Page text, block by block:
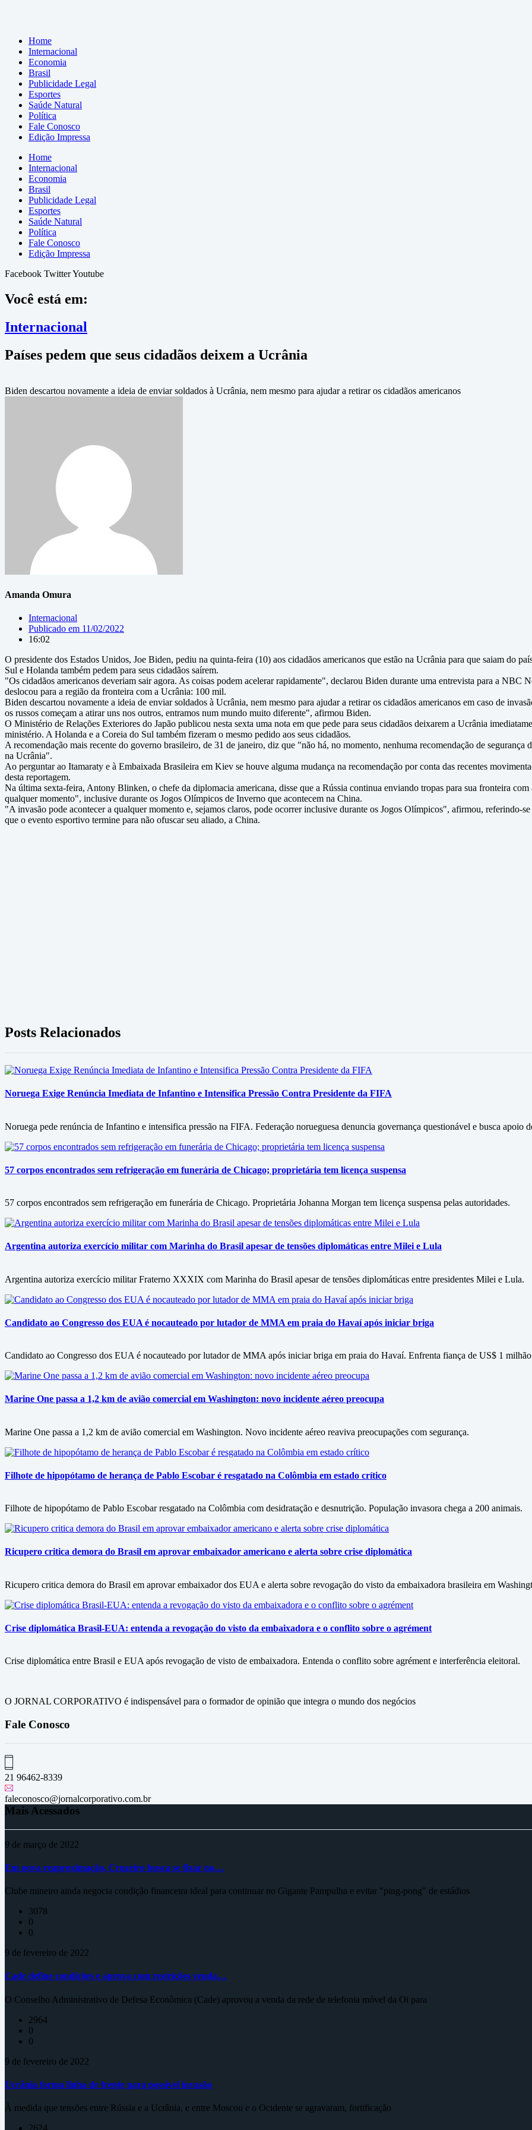
Home
Internacional
Economia
Brasil
Publicidade Legal
Esportes
Saúde Natural
Política
Fale Conosco
Edição Impressa
Home
Internacional
Economia
Brasil
Publicidade Legal
Esportes
Saúde Natural
Política
Fale Conosco
Edição Impressa
Facebook TwitterYoutube
Você está em:
Internacional
Países pedem que seus cidadãos deixem a Ucrânia
Biden descartou novamente a ideia de enviar soldados à Ucrânia, nem mesmo para ajudar a retirar os cidadãos americanos
Amanda Omura
Internacional
Publicado em 11/02/2022
16:02
O presidente dos Estados Unidos, Joe Biden, pediu na quinta-feira (10) aos cidadãos americanos que estão na Ucrânia para que saiam do
Sul e Holanda também pedem para seus cidadãos saírem.
"Os cidadãos americanos deveriam sair agora. As coisas podem acelerar rapidamente", declarou Biden durante uma entrevista para a NBC
deslocou para a região da fronteira com a Ucrânia: 100 mil.
Biden descartou novamente a ideia de enviar soldados à Ucrânia, nem mesmo para ajudar a retirar os cidadãos americanos em caso de
os russos começam a atirar uns nos outros, entramos num mundo muito diferente", afirmou Biden.
O Ministério de Relações Exteriores do Japão publicou nesta sexta uma nota em que pede para seus cidadãos deixarem a Ucrânia
ministério. A Holanda e a Coreia do Sul também fizeram o mesmo pedido aos seus cidadãos.
A recomendação mais recente do governo brasileiro, de 31 de janeiro, diz que "não há, no momento, nenhuma recomendação de segurança
na Ucrânia".
Ao perguntar ao Itamaraty e à Embaixada Brasileira em Kiev se houve alguma mudança na recomendação por conta das recentes
desta reportagem.
Na última sexta-feira, Antony Blinken, o chefe da diplomacia americana, disse que a Rússia continua enviando tropas para sua fronteira
qualquer momento", inclusive durante os Jogos Olímpicos de Inverno que acontecem na China.
"A invasão pode acontecer a qualquer momento e, sejamos claros, pode ocorrer inclusive durante os Jogos Olímpicos", afirmou, referindo-se
que o evento esportivo termine para não ofuscar seu aliado, a China.
Posts Relacionados
Noruega Exige Renúncia Imediata de Infantino e Intensifica Pressão Contra Presidente da FIFA
Noruega pede renúncia de Infantino e intensifica pressão na FIFA. Federação norueguesa denuncia governança questionável e busca apoio
57 corpos encontrados sem refrigeração em funerária de Chicago; proprietária tem licença suspensa
57 corpos encontrados sem refrigeração em funerária de Chicago. Proprietária Johanna Morgan tem licença suspensa pelas autoridades.
Argentina autoriza exercício militar com Marinha do Brasil apesar de tensões diplomáticas entre Milei e Lula
Argentina autoriza exercício militar Fraterno XXXIX com Marinha do Brasil apesar de tensões diplomáticas entre presidentes Milei e Lula.
Candidato ao Congresso dos EUA é nocauteado por lutador de MMA em praia do Havaí após iniciar briga
Candidato ao Congresso dos EUA é nocauteado por lutador de MMA após iniciar briga em praia do Havaí. Enfrenta fiança de US$ 1
Marine One passa a 1,2 km de avião comercial em Washington: novo incidente aéreo preocupa
Marine One passa a 1,2 km de avião comercial em Washington. Novo incidente aéreo reaviva preocupações com segurança.
Filhote de hipopótamo de herança de Pablo Escobar é resgatado na Colômbia em estado crítico
Filhote de hipopótamo de Pablo Escobar resgatado na Colômbia com desidratação e desnutrição. População invasora chega a 200 animais.
Ricupero critica demora do Brasil em aprovar embaixador americano e alerta sobre crise diplomática
Ricupero critica demora do Brasil em aprovar embaixador dos EUA e alerta sobre revogação do visto da embaixadora brasileira em
Crise diplomática Brasil-EUA: entenda a revogação do visto da embaixadora e o conflito sobre o agrément
Crise diplomática entre Brasil e EUA após revogação de visto de embaixadora. Entenda o conflito sobre agrément e interferência eleitoral.
O JORNAL CORPORATIVO é indispensável para o formador de opinião que integra o mundo dos negócios
Fale Conosco
21 96462-8339
faleconosco@jornalcorporativo.com.br
Mais Acessados
9 de março de 2022
Em nova reaproximação, Cruzeiro busca se fixar no…
Clube mineiro ainda negocia condição financeira ideal para continuar no Gigante Pampulha e evitar "ping-pong" de estádios
3078
0
0
9 de fevereiro de 2022
Cade define condições e aprova com restrições venda…
O Conselho Administrativo de Defesa Econômica (Cade) aprovou a venda da rede de telefonia móvel da Oi para
2964
0
0
9 de fevereiro de 2022
Ucrânia forma linha de frente para possível invasão
À medida que tensões entre Rússia e a Ucrânia, e entre Moscou e o Ocidente se agravaram, fortificação